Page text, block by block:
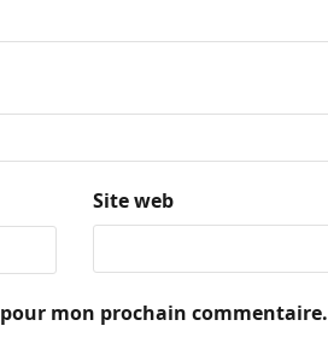
Site web
mon prochain commentaire.